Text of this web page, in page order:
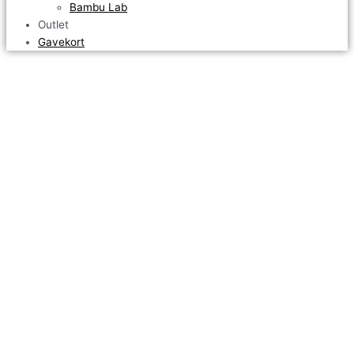
Bambu Lab
Outlet
Gavekort